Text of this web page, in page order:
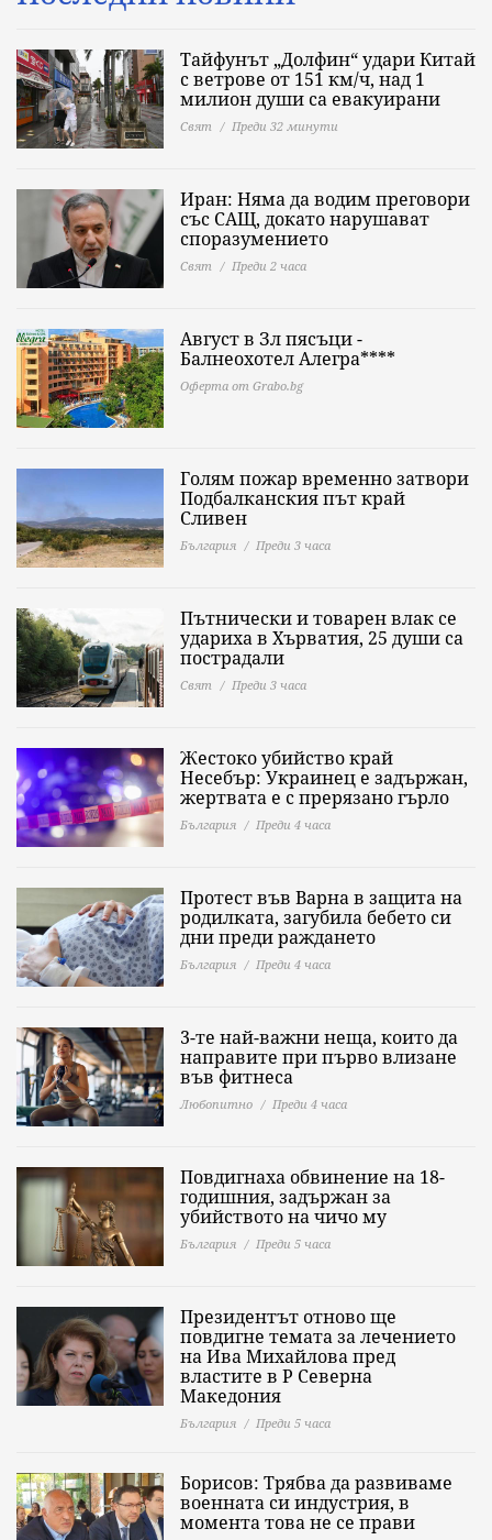
Тайфунът „Долфин“ удари Китай
с ветрове от 151 км/ч, над 1
милион души са евакуирани
Свят Преди 32 минути
Иран: Няма да водим преговори
със САЩ, докато нарушават
споразумението
Свят Преди 2 часа
Август в Зл пясъци -
Балнеохотел Алегра****
Оферта от Grabo.bg
Голям пожар временно затвори
Подбалканския път край
Сливен
България Преди 3 часа
Пътнически и товарен влак се
удариха в Хърватия, 25 души са
пострадали
Свят Преди 3 часа
Жестоко убийство край
Несебър: Украинец е задържан,
жертвата е с прерязано гърло
България Преди 4 часа
Протест във Варна в защита на
родилката, загубила бебето си
дни преди раждането
България Преди 4 часа
3-те най-важни неща, които да
направите при първо влизане
във фитнеса
Любопитно Преди 4 часа
Повдигнаха обвинение на 18-
годишния, задържан за
убийството на чичо му
България Преди 5 часа
Президентът отново ще
повдигне темата за лечението
на Ива Михайлова пред
властите в Р Северна
Македония
България Преди 5 часа
Борисов: Трябва да развиваме
военната си индустрия, в
момента това не се прави